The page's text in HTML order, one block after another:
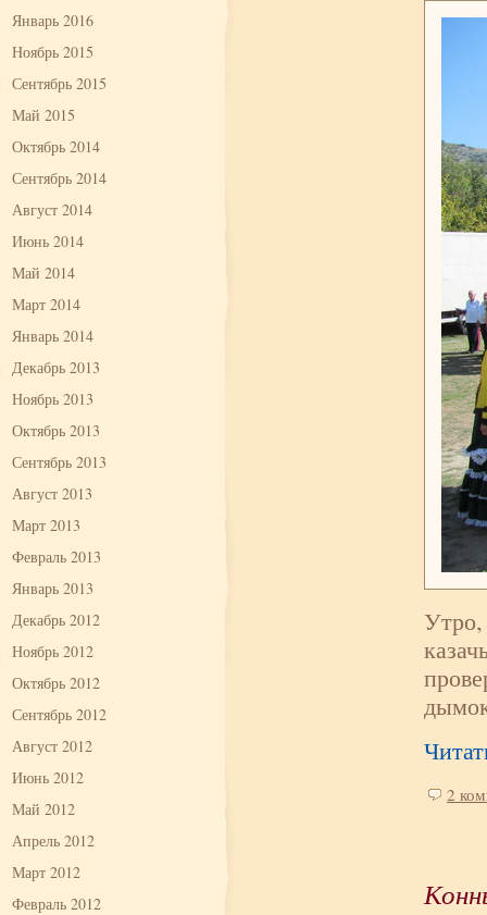
Январь 2016
Ноябрь 2015
Сентябрь 2015
Май 2015
Октябрь 2014
Сентябрь 2014
Август 2014
Июнь 2014
Май 2014
Март 2014
Январь 2014
Декабрь 2013
Ноябрь 2013
Октябрь 2013
Сентябрь 2013
Август 2013
Март 2013
Февраль 2013
Январь 2013
Декабрь 2012
Ноябрь 2012
Октябрь 2012
Сентябрь 2012
Август 2012
Июнь 2012
Май 2012
Апрель 2012
Март 2012
Февраль 2012
Утро,
2